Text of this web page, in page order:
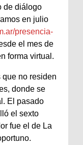
de diálogo
en julio
presencia-
el mes de
forma virtual.
que no residen
donde se
El pasado
el sexto
fue el de La